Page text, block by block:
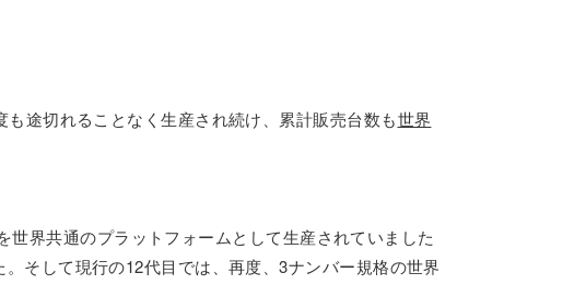
途切れることなく生産され続け、累計販売台数も世界
界共通のプラットフォームとして生産されていました
そして現行の12代目では、再度、3ナンバー規格の世界